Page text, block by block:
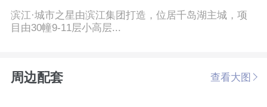
滨江·城市之星由滨江集团打造，位居千岛湖主城，项
目由30幢9-11层小高层...
周边配套 查看大图